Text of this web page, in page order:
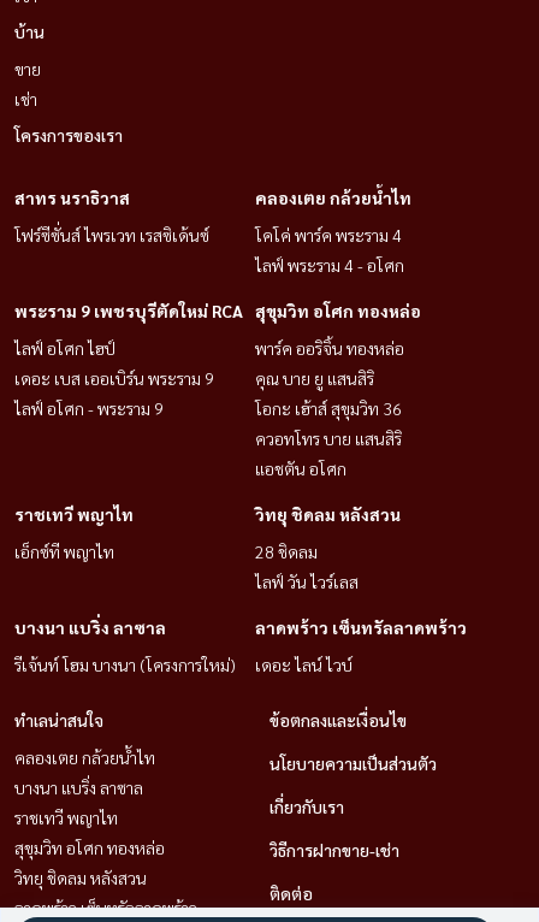
🌐 网站：www.housewathailand.com
บ้าน
ขาย
เช่า
โครงการของเรา
สาทร นราธิวาส
โฟร์ซีซั่นส์ ไพรเวท เรสซิเด้นซ์
คลองเตย กล้วยน้ำไท
โคโค่ พาร์ค พระราม 4
ไลฟ์ พระราม 4 - อโศก
พระราม 9 เพชรบุรีตัดใหม่ RCA
ไลฟ์ อโศก ไฮป์
เดอะ เบส เออเบิร์น พระราม 9
ไลฟ์ อโศก - พระราม 9
สุขุมวิท อโศก ทองหล่อ
พาร์ค ออริจิ้น ทองหล่อ
คุณ บาย ยู แสนสิริ
โอกะ เฮ้าส์ สุขุมวิท 36
ควอทโทร บาย แสนสิริ
แอชตัน อโศก
ราชเทวี พญาไท
เอ็กซ์ที พญาไท
วิทยุ ชิดลม หลังสวน
28 ชิดลม
ไลฟ์ วัน ไวร์เลส
บางนา แบริ่ง ลาซาล
รีเจ้นท์ โฮม บางนา (โครงการใหม่)
ลาดพร้าว เซ็นทรัลลาดพร้าว
เดอะ ไลน์ ไวบ์
ทำเลน่าสนใจ
คลองเตย กล้วยน้ำไท
บางนา แบริ่ง ลาซาล
ราชเทวี พญาไท
สุขุมวิท อโศก ทองหล่อ
วิทยุ ชิดลม หลังสวน
ลาดพร้าว เซ็นทรัลลาดพร้าว
ข้อตกลงและเงื่อนไข
นโยบายความเป็นส่วนตัว
เกี่ยวกับเรา
วิธีการฝากขาย-เช่า
ติดต่อ